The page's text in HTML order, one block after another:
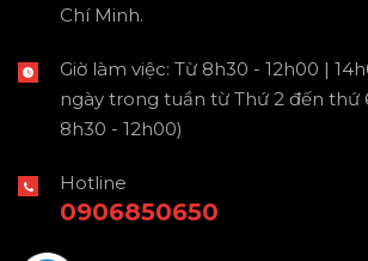
Chí Minh.
Giờ làm việc: Từ 8h30 - 12h00 |
ngày trong tuần từ Thứ 2 đến thứ
8h30 - 12h00)
Hotline
0906850650